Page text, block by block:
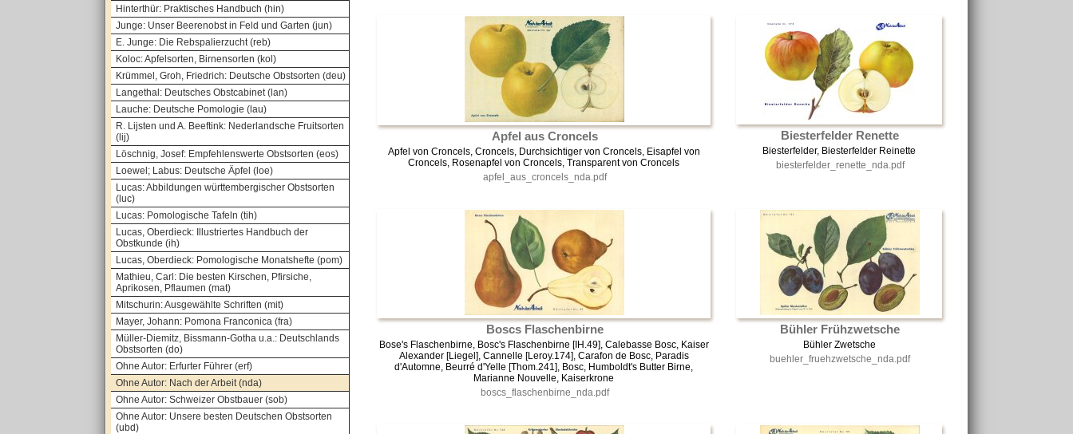
Hinterthür: Praktisches Handbuch (hin)
Junge: Unser Beerenobst in Feld und Garten (jun)
E. Junge: Die Rebspalierzucht (reb)
Koloc: Apfelsorten, Birnensorten (kol)
Krümmel, Groh, Friedrich: Deutsche Obstsorten (deu)
Langethal: Deutsches Obstcabinet (lan)
Lauche: Deutsche Pomologie (lau)
R. Lijsten und A. Beeftink: Nederlandsche Fruitsorten
(lij)
Löschnig, Josef: Empfehlenswerte Obstsorten (eos)
Loewel; Labus: Deutsche Äpfel (loe)
Lucas: Abbildungen württembergischer Obstsorten
(luc)
Lucas: Pomologische Tafeln (tih)
Lucas, Oberdieck: Illustriertes Handbuch der
Obstkunde (ih)
Lucas, Oberdieck: Pomologische Monatshefte (pom)
Mathieu, Carl: Die besten Kirschen, Pfirsiche,
Aprikosen, Pflaumen (mat)
Mitschurin: Ausgewählte Schriften (mit)
Mayer, Johann: Pomona Franconica (fra)
Müller-Diemitz, Bissmann-Gotha u.a.: Deutschlands
Obstsorten (do)
Ohne Autor: Erfurter Führer (erf)
Ohne Autor: Nach der Arbeit (nda)
Ohne Autor: Schweizer Obstbauer (sob)
Ohne Autor: Unsere besten Deutschen Obstsorten
(ubd)
Apfel aus Croncels
Apfel von Croncels, Croncels, Durchsichtiger von Croncels, Eisapfel von
Croncels, Rosenapfel von Croncels, Transparent von Croncels
apfel_aus_croncels_nda.pdf
Biesterfelder Renette
Biesterfelder, Biesterfelder Reinette
biesterfelder_renette_nda.pdf
Boscs Flaschenbirne
Bose's Flaschenbirne, Bosc's Flaschenbirne [IH.49], Calebasse Bosc, Kaiser
Alexander [Liegel], Cannelle [Leroy.174], Carafon de Bosc, Paradis
d'Automne, Beurré d'Yelle [Thom.241], Bosc, Humboldt's Butter Birne,
Marianne Nouvelle, Kaiserkrone
boscs_flaschenbirne_nda.pdf
Bühler Frühzwetsche
Bühler Zwetsche
buehler_fruehzwetsche_nda.pdf